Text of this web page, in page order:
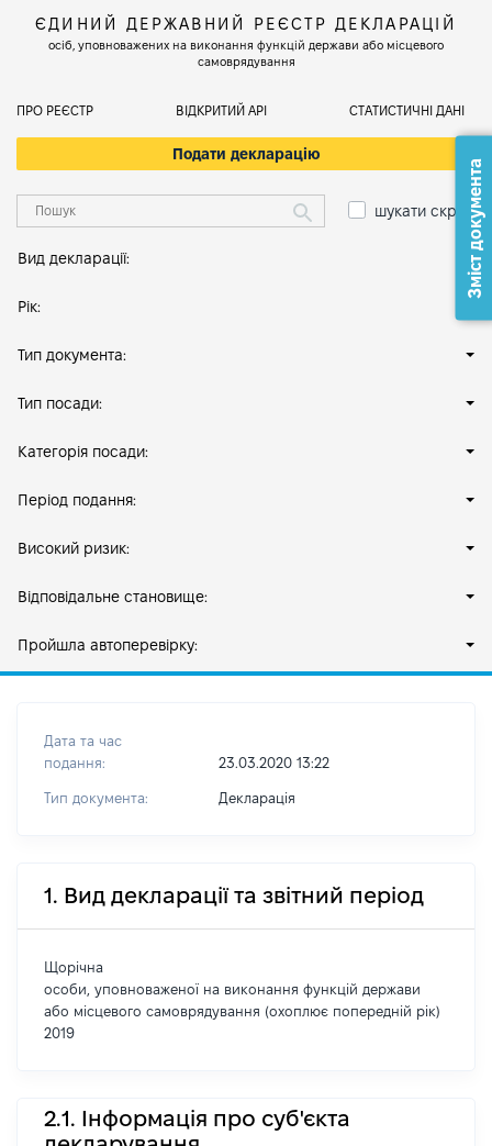
ЄДИНИЙ ДЕРЖАВНИЙ РЕЄСТР ДЕКЛАРАЦІЙ
осіб, уповноважених на виконання функцій держави або місцевого
самоврядування
ПРО РЕЄСТР ВІДКРИТИЙ АРІ СТАТИСТИЧНІ ДАНІ
Подати декларацію
шукати скрізь
Вид декларації:
Рік:
Тип документа:
Тип посади:
Категорія посади:
Період подання:
Високий ризик:
Відповідальне становище:
Пройшла автоперевірку:
Дата та час
подання:
23.03.2020 13:22
Тип документа: Декларація
1. Вид декларації та звітний період
Щорічна
особи, уповноваженої на виконання функцій держави
або місцевого самоврядування (охоплює попередній рік)
2019
2.1. Інформація про суб'єкта
Зміст документа